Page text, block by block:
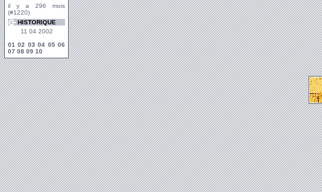
il y a 296 mois
(#1220)
HISTORIQUE
11 04 2002
01 02 03 04 05 06
07 08 09 10